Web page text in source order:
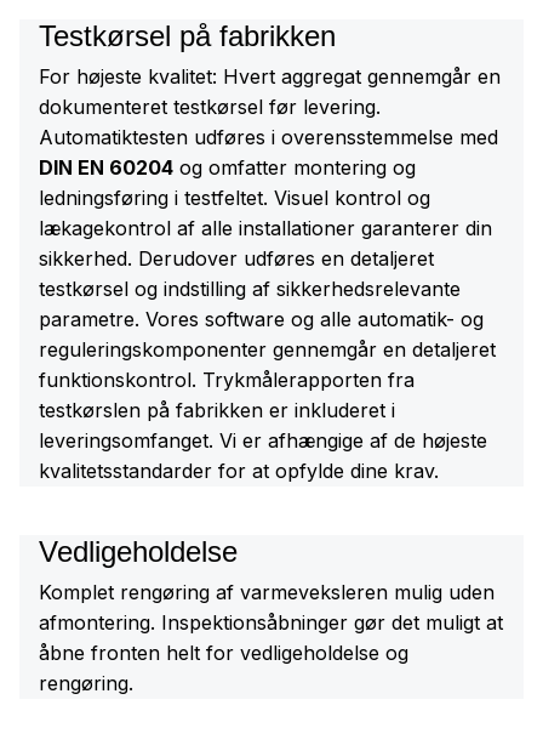
Testkørsel på fabrikken
For højeste kvalitet: Hvert aggregat gennemgår en
dokumenteret testkørsel før levering.
Automatiktesten udføres i overensstemmelse med
DIN EN 60204 og omfatter montering og
ledningsføring i testfeltet. Visuel kontrol og
lækagekontrol af alle installationer garanterer din
sikkerhed. Derudover udføres en detaljeret
testkørsel og indstilling af sikkerhedsrelevante
parametre. Vores software og alle automatik- og
reguleringskomponenter gennemgår en detaljeret
funktionskontrol. Trykmålerapporten fra
testkørslen på fabrikken er inkluderet i
leveringsomfanget. Vi er afhængige af de højeste
kvalitetsstandarder for at opfylde dine krav.
Vedligeholdelse
Komplet rengøring af varmeveksleren mulig uden
afmontering. Inspektionsåbninger gør det muligt at
åbne fronten helt for vedligeholdelse og
rengøring.